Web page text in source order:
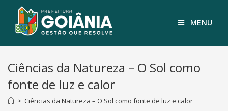
MENU
Ciências da Natureza – O Sol como
fonte de luz e calor
> Ciências da Natureza – O Sol como fonte de luz e calor